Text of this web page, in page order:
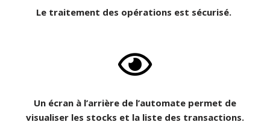
Le traitement des opérations est sécurisé.
Un écran à l’arrière de l’automate permet de
visualiser les stocks et la liste des transactions.